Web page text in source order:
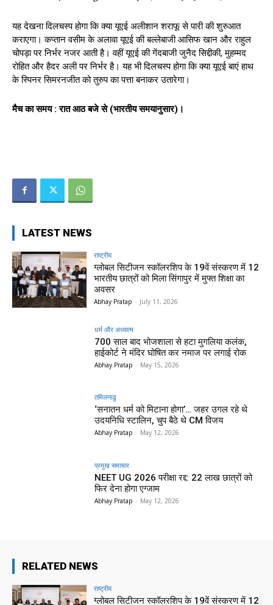
यह देखना दिलचस्प होगा कि क्या यूएई अलीशान शराफू से पारी की शुरुआत
कराएगा। कप्तान वसीम के अलावा यूएई की बल्लेबाजी आसिफ खान और राहुल
चोपड़ा पर निर्भर नजर आती है। वहीं यूएई की गेंदबाजी जुनैद सिद्दीकी, मुहम्मद
रोहित और हैदर अली पर निर्भर है। यह भी दिलचस्प होगा कि क्या यूएई बाएं हाथ
के स्पिनर सिमरनजीत को तुरुप का पत्ता बनाकर उतारेगा।
मैच का समय : रात आठ बजे से (भारतीय समयानुसार)।
LATEST NEWS
राष्ट्रीय
ग्लोबल सिटीजन स्कॉलरशिप के 19वें संस्करण में 12
भारतीय छात्रों को मिला सिंगापुर में मुफ्त शिक्षा का
अवसर
Abhay Pratap - July 11, 2026
धर्म और अध्यात्म
700 साल बाद भोजशाला से हटा मुगलिया कलंक,
हाईकोर्ट ने मंदिर घोषित कर नमाज पर लगाई रोक
Abhay Pratap - May 15, 2026
तमिलनाडु
‘सनातन धर्म को मिटाना होगा’… जहर उगल रहे थे
उदयनिधि स्टालिन, चुप बैठे थे CM विजय
Abhay Pratap - May 12, 2026
प्रमुख समाचार‎
NEET UG 2026 परीक्षा रद्द: 22 लाख छात्रों को
फिर देना होगा एग्जाम
Abhay Pratap - May 12, 2026
RELATED NEWS
राष्ट्रीय
ग्लोबल सिटीजन स्कॉलरशिप के 19वें संस्करण में 12